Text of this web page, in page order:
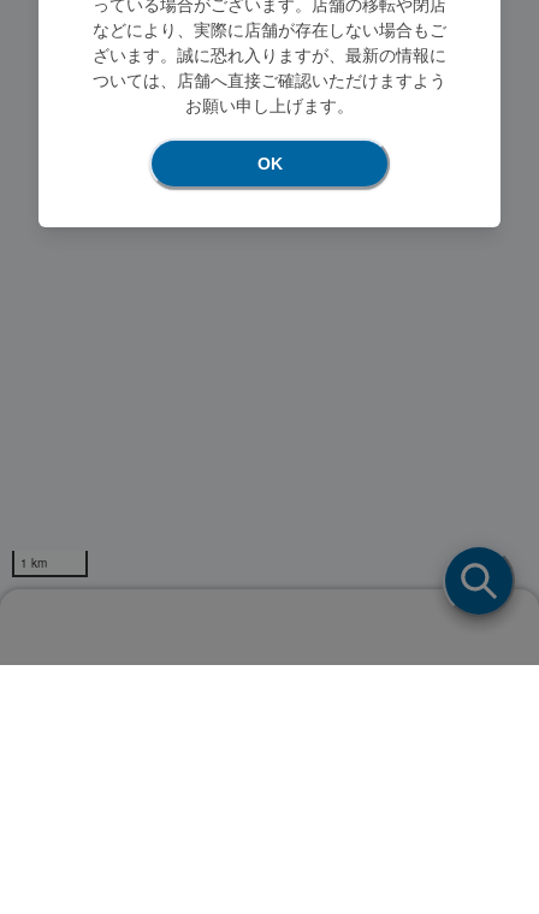
Loading...
1 km
っている場合がございます。店舗の移転や閉店
などにより、実際に店舗が存在しない場合もご
ざいます。誠に恐れ入りますが、最新の情報に
ついては、店舗へ直接ご確認いただけますよう
お願い申し上げます。
OK